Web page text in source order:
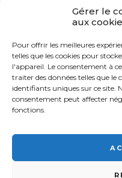
Gérer le
aux
Pour offrir les meilleures
telles que les cookies pour
l'appareil. Le consentement à
traiter des données telles que
identifiants uniques sur ce site.
consentement peut affecter
fonctions.
AMORTISSEUR
BUMPER À LED
POUR EVO-2